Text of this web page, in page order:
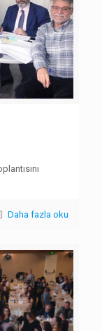
Daha fazla oku